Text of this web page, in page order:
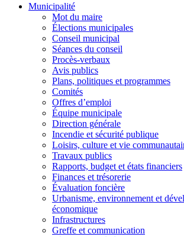
Municipalité
Mot du maire
Élections municipales
Conseil municipal
Séances du conseil
Procès-verbaux
Avis publics
Plans, politiques et programmes
Comités
Offres d’emploi
Équipe municipale
Direction générale
Incendie et sécurité publique
Loisirs, culture et vie
Travaux publics
Rapports, budget et états financiers
Finances et trésorerie
Évaluation foncière
Urbanisme, environnement et
économique
Infrastructures
Greffe et communication